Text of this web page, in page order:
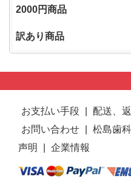
2000円商品
訳あり商品
お支払い手段 配送、
お問い合わせ
松島歯
声明
企業情報